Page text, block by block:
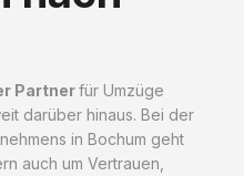
Partnerfür Umzüge
darüber hinaus. Bei der
in Bochum geht
auch um Vertrauen,